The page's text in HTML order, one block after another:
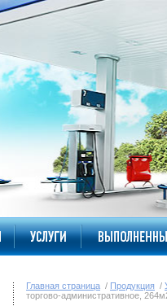
Главная страница / Продукция /
торгово-административное,